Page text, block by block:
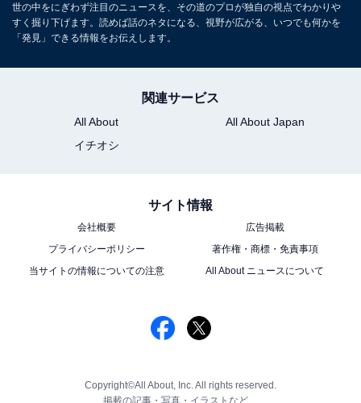
世の中をにぎわず注目のニュースを、その道のプロが独自の視点でわかりや
すく掘り下げます。読めば話のネタになる、視野が広がる、いつでも何かを
「発見」できる情報をお伝えします。
関連サービス
All About
All About Japan
イチオシ
サイト情報
会社概要
広告掲載
プライバシーポリシー
著作権・商標・免責事項
当サイトの情報についての注意
All About ニュースについて
Copyright©All About, Inc. All rights reserved.
掲載の記事・写真・イラストなど、